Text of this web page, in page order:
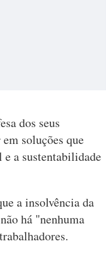
dos seus
soluções que
e a sustentabilidade
a insolvência da
há "nenhuma